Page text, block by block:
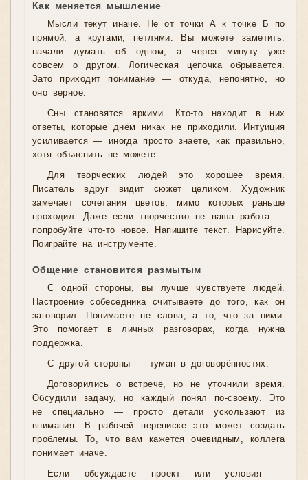
Как меняется мышление
Мысли текут иначе. Не от точки А к точке Б по
прямой, а кругами, петлями. Вы можете заметить:
начали думать об одном, а через минуту уже
совсем о другом. Логическая цепочка обрывается.
Зато приходит понимание — откуда, непонятно, но
оно верное.
Сны становятся яркими. Кто-то находит в них
ответы, которые днём никак не приходили. Интуиция
усиливается — иногда просто знаете, как правильно,
хотя объяснить не можете.
Для творческих людей это хорошее время.
Писатель вдруг видит сюжет целиком. Художник
замечает сочетания цветов, мимо которых раньше
проходил. Даже если творчество не ваша работа —
попробуйте что-то новое. Напишите текст. Нарисуйте.
Поиграйте на инструменте.
Общение становится размытым
С одной стороны, вы лучше чувствуете людей.
Настроение собеседника считываете до того, как он
заговорил. Понимаете не слова, а то, что за ними.
Это помогает в личных разговорах, когда нужна
поддержка.
С другой стороны — туман в договорённостях.
Договорились о встрече, но не уточнили время.
Обсудили задачу, но каждый понял по-своему. Это
не специально — просто детали ускользают из
внимания. В рабочей переписке это может создать
проблемы. То, что вам кажется очевидным, коллега
понимает иначе.
Если обсуждаете проект или условия —